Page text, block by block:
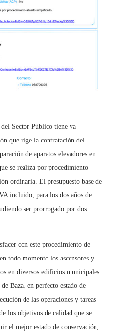
Sector Público tiene ya
que rige la contratación del
de aparatos elevadores en
se realiza por procedimiento
ordinaria. El presupuesto base de
incluido, para los dos años de
ser prorrogado por dos
con este procedimiento de
todo momento los ascensores y
en diversos edificios municipales
Baza, en perfecto estado de
de las operaciones y tareas
los objetivos de calidad que se
el mejor estado de conservación,